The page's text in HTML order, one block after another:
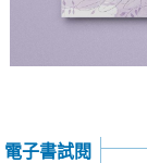
電子書試閱